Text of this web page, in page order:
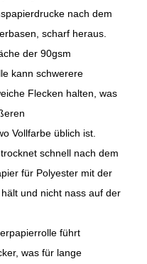
nach dem
scharf heraus.
der 90gsm
kann schwerere
Flecken halten, was
Vollfarbe üblich ist.
schnell nach dem
für Polyester mit der
und nicht nass auf der
führt
was für lange